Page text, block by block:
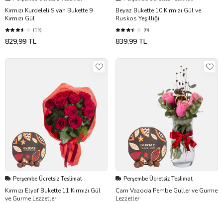
Kırmızı Kurdeleli Siyah Bukette 9
Kırmızı Gül
(15)
829,99 TL
Beyaz Bukette 10 Kırmızı Gül ve
Ruskos Yeşilliği
(6)
839,99 TL
Perşembe Ücretsiz Teslimat
Kırmızı Elyaf Bukette 11 Kırmızı Gül
ve Gurme Lezzetler
Perşembe Ücretsiz Teslimat
Cam Vazoda Pembe Güller ve Gurme
Lezzetler